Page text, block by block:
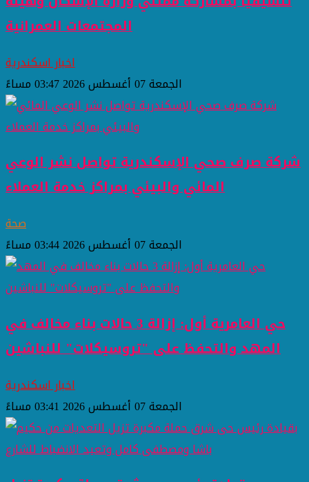
المجتمعات العمرانية
اخبار اسكندرية
الجمعة 07 أغسطس 2026 03:47 مساءً
شركة صرف صحي الإسكندرية تواصل نشر الوعي
المائي والبيئي بمراكز خدمة العملاء
صحة
الجمعة 07 أغسطس 2026 03:44 مساءً
حي العامرية أول: إزالة 3 حالات بناء مخالف في
المهد والتحفظ على "تروسيكلات" للنباشين
اخبار اسكندرية
الجمعة 07 أغسطس 2026 03:41 مساءً